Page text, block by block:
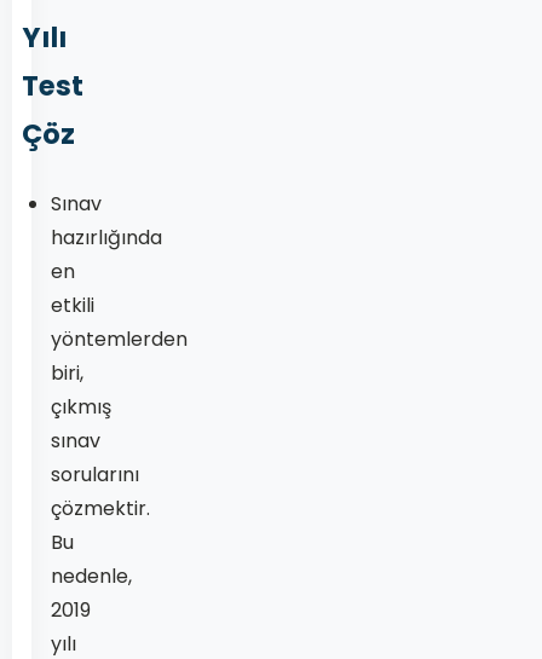
Yılı
Test
Çöz
Sınav
hazırlığında
en
etkili
yöntemlerden
biri,
çıkmış
sınav
sorularını
çözmektir.
Bu
nedenle,
2019
yılı